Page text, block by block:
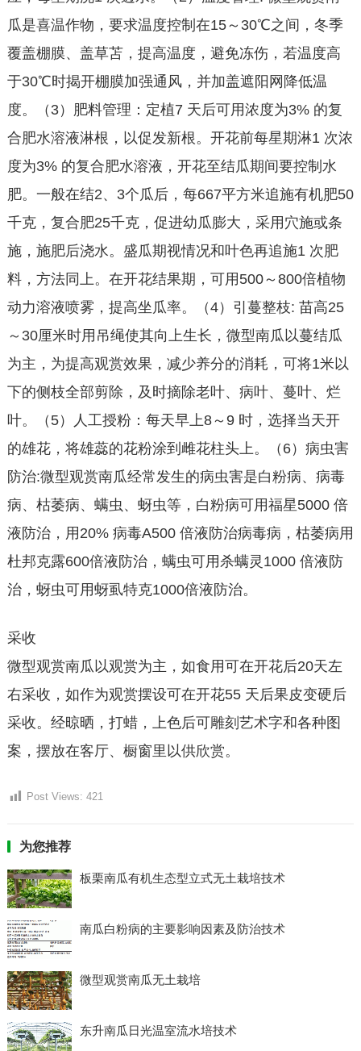
瓜是喜温作物，要求温度控制在15～30℃之间，冬季
覆盖棚膜、盖草苫，提高温度，避免冻伤，若温度高
于30℃时揭开棚膜加强通风，并加盖遮阳网降低温
度。（3）肥料管理：定植7 天后可用浓度为3% 的复
合肥水溶液淋根，以促发新根。开花前每星期淋1 次浓
度为3% 的复合肥水溶液，开花至结瓜期间要控制水
肥。一般在结2、3个瓜后，每667平方米追施有机肥50
千克，复合肥25千克，促进幼瓜膨大，采用穴施或条
施，施肥后浇水。盛瓜期视情况和叶色再追施1 次肥
料，方法同上。在开花结果期，可用500～800倍植物
动力溶液喷雾，提高坐瓜率。（4）引蔓整枝: 苗高25
～30厘米时用吊绳使其向上生长，微型南瓜以蔓结瓜
为主，为提高观赏效果，减少养分的消耗，可将1米以
下的侧枝全部剪除，及时摘除老叶、病叶、蔓叶、烂
叶。（5）人工授粉：每天早上8～9 时，选择当天开
的雄花，将雄蕊的花粉涂到雌花柱头上。（6）病虫害
防治:微型观赏南瓜经常发生的病虫害是白粉病、病毒
病、枯萎病、螨虫、蚜虫等，白粉病可用福星5000 倍
液防治，用20% 病毒A500 倍液防治病毒病，枯萎病用
杜邦克露600倍液防治，螨虫可用杀螨灵1000 倍液防
治，蚜虫可用蚜虱特克1000倍液防治。
采收
微型观赏南瓜以观赏为主，如食用可在开花后20天左
右采收，如作为观赏摆设可在开花55 天后果皮变硬后
采收。经晾晒，打蜡，上色后可雕刻艺术字和各种图
案，摆放在客厅、橱窗里以供欣赏。
Post Views: 421
为您推荐
板栗南瓜有机生态型立式无土栽培技术
南瓜白粉病的主要影响因素及防治技术
微型观赏南瓜无土栽培
东升南瓜日光温室流水培技术